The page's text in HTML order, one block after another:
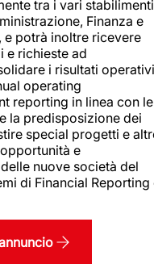
tra i vari stabilimenti
Finanza e
e potrà inoltre ricevere
e richieste ad
i risultati operativi
operating
reporting in linea con le
la predisposizione dei
special progetti e
e
nuove società del
di Financial Reporting